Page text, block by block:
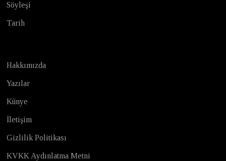
Söyleşi
Tarih
Hakkımızda
Yazılar
Künye
İletişim
Gizlilik Politikası
KVKK Aydınlatma Metni